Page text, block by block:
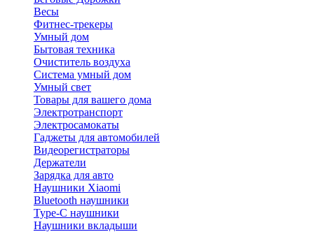
Весы
Фитнес-трекеры
Умный дом
Бытовая техника
Очиститель воздуха
Система умный дом
Умный свет
Товары для вашего дома
Электротранспорт
Электросамокаты
Гаджеты для автомобилей
Видеорегистраторы
Держатели
Зарядка для авто
Наушники Xiaomi
Bluetooth наушники
Type-C наушники
Наушники вкладыши